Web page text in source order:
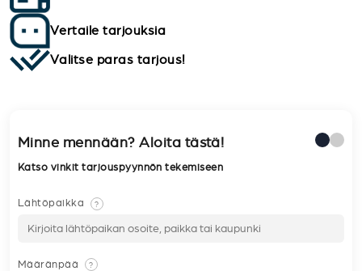
Vertaile tarjouksia
Valitse paras tarjous!
Minne mennään? Aloita tästä!
Katso vinkit tarjouspyynnön tekemiseen
Lähtöpaikka ?
Määränpää ?